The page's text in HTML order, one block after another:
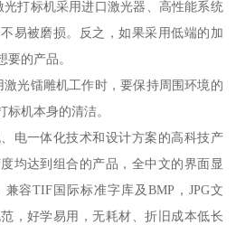
打标机采用进口激光器、高性能系统
易被磨损。反之，如果采用低端的加
的产品。
光镭雕机工作时，要保持周围环境的
机本身的清洁。
电一体化技术和设计方案的高科技产
均达到组合的产品，全中文的界面显
容TIF国际标准字库及BMP，JPG文
，好学易用，无耗材、折旧成本低长